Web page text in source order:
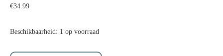
€34.99
Beschikbaarheid: 1 op voorraad
Insider